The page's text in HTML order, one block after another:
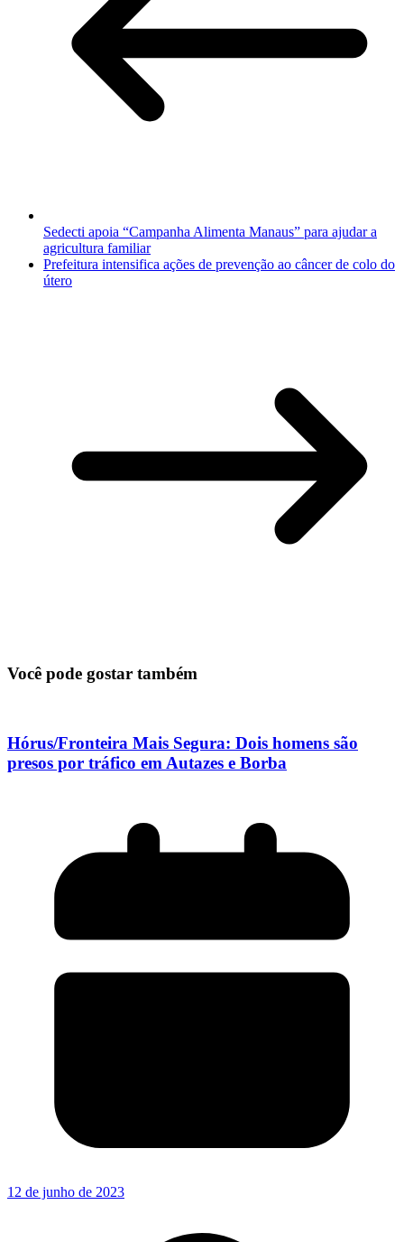
Sedecti apoia “Campanha Alimenta Manaus” para ajudar a
agricultura familiar
Prefeitura intensifica ações de prevenção ao câncer de colo do
útero
Você pode gostar também
Hórus/Fronteira Mais Segura: Dois homens são
presos por tráfico em Autazes e Borba
12 de junho de 2023